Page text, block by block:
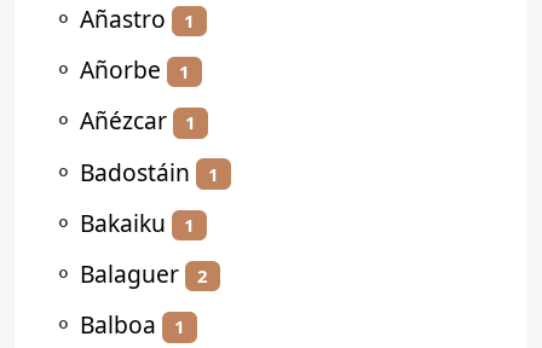
⚬ Añastro 1
⚬ Añorbe 1
⚬ Añézcar 1
⚬ Badostáin 1
⚬ Bakaiku 1
⚬ Balaguer 2
⚬ Balboa 1